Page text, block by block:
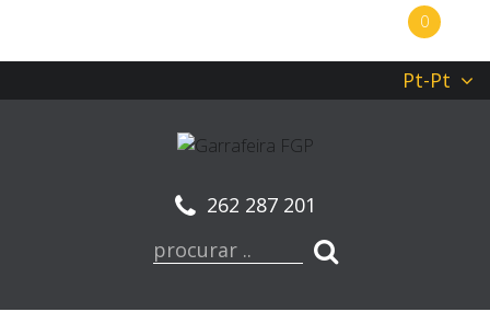
0
Pt-Pt
262 287 201